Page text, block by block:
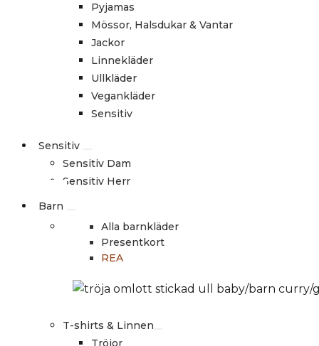
Pyjamas
Mössor, Halsdukar & Vantar
Jackor
Linnekläder
Ullkläder
Vegankläder
Sensitiv
Sensitiv
Sensitiv Dam
Sensitiv Herr
Barn
Alla barnkläder
Presentkort
REA
T-shirts & Linnen
Tröjor